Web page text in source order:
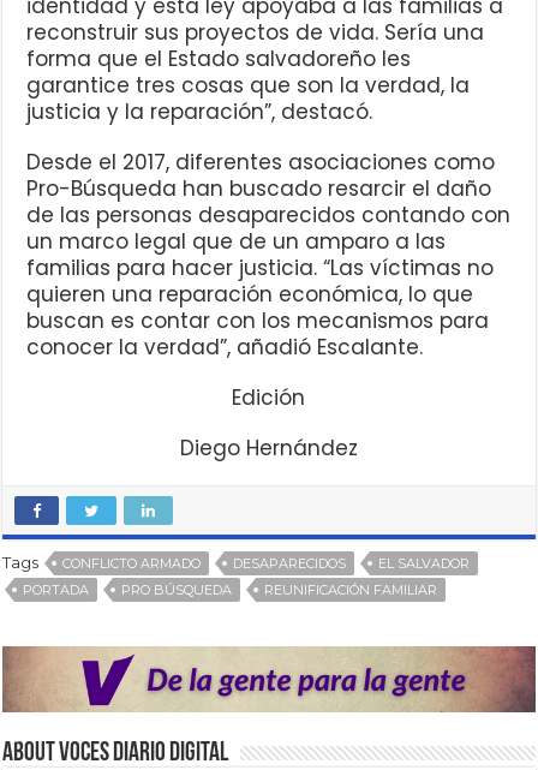
identidad y esta ley apoyaba a las familias a
reconstruir sus proyectos de vida. Sería una
forma que el Estado salvadoreño les
garantice tres cosas que son la verdad, la
justicia y la reparación”, destacó.
Desde el 2017, diferentes asociaciones como
Pro-Búsqueda han buscado resarcir el daño
de las personas desaparecidos contando con
un marco legal que de un amparo a las
familias para hacer justicia. “Las víctimas no
quieren una reparación económica, lo que
buscan es contar con los mecanismos para
conocer la verdad”, añadió Escalante.
Edición
Diego Hernández
Tags CONFLICTO ARMADO DESAPARECIDOS
EL SALVADOR
PORTADA
PRO BÚSQUEDA REUNIFICACIÓN FAMILIAR
About VOCES Diario digital